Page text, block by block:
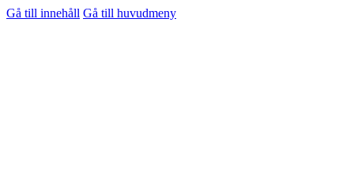
Gå till innehåll Gå till huvudmeny